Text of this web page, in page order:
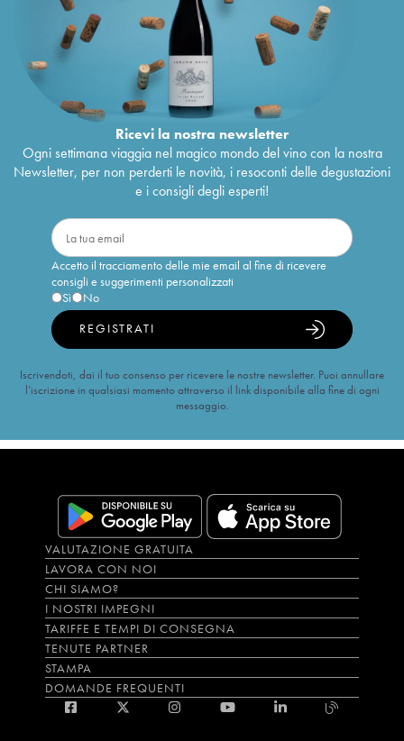
Ricevi la nostra newsletter
Ogni settimana viaggia nel magico mondo del vino con la nostra
Newsletter, per non perderti le novità, i resoconti delle degustazioni
e i consigli degli esperti!
Accetto il tracciamento delle mie email al fine di ricevere
consigli e suggerimenti personalizzati
Sì
No
REGISTRATI
Iscrivendoti, dai il tuo consenso per ricevere le nostre newsletter. Puoi annullare
l’iscrizione in qualsiasi momento attraverso il link disponibile alla fine di ogni
messaggio.
VALUTAZIONE GRATUITA
LAVORA CON NOI
CHI SIAMO?
I NOSTRI IMPEGNI
TARIFFE E TEMPI DI CONSEGNA
TENUTE PARTNER
STAMPA
DOMANDE FREQUENTI